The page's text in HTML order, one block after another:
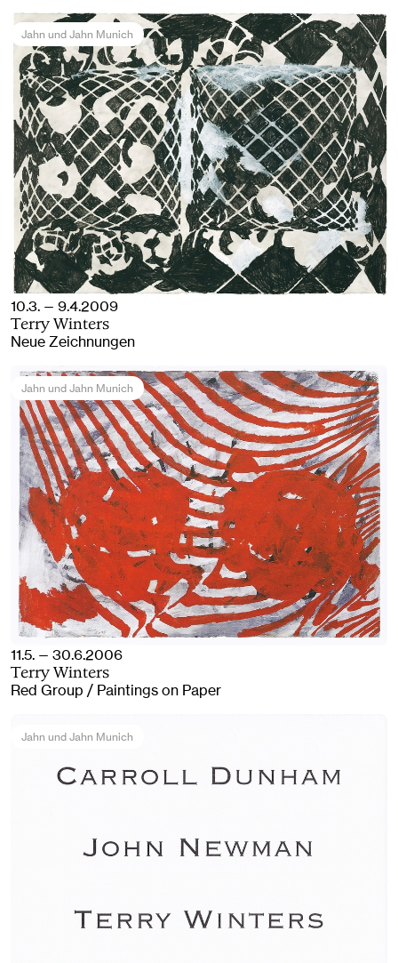
Jahn und Jahn Munich
10.3. — 9.4.2009
Terry Winters
Neue Zeichnungen
Jahn und Jahn Munich
11.5. — 30.6.2006
Terry Winters
Red Group / Paintings on Paper
Jahn und Jahn Munich